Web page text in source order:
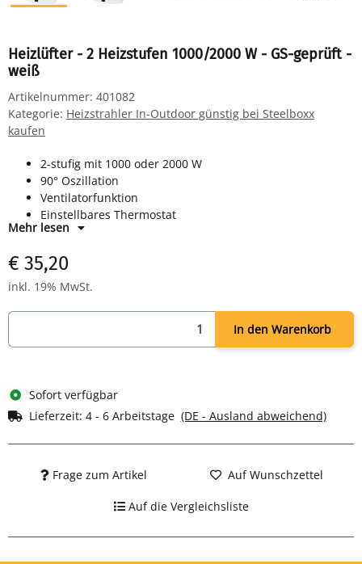
Heizlüfter - 2 Heizstufen 1000/2000 W - GS-geprüft -
weiß
Artikelnummer: 401082
Kategorie: Heizstrahler In-Outdoor günstig bei Steelboxx
kaufen
2-stufig mit 1000 oder 2000 W
90° Oszillation
Ventilatorfunktion
Einstellbares Thermostat
Überhitzungsschutz
Tragegriff
TÜV/GS-geprüft
Mehr lesen
€ 35,20
inkl. 19% MwSt.
In den Warenkorb
Sofort verfügbar
Lieferzeit: 4 - 6 Arbeitstage (DE - Ausland abweichend)
Frage zum Artikel Auf Wunschzettel
Auf die Vergleichsliste